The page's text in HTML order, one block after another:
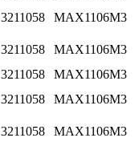
3211058 MAX1106M3
3211058
MAX1106M3
3211058
MAX1106M3
3211058 MAX1106M3
3211058
MAX1106M3